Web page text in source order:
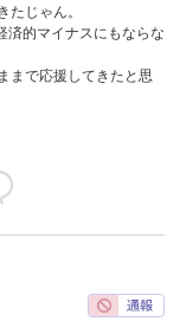
たじゃん。
済的マイナスにもならな
まで応援してきたと思